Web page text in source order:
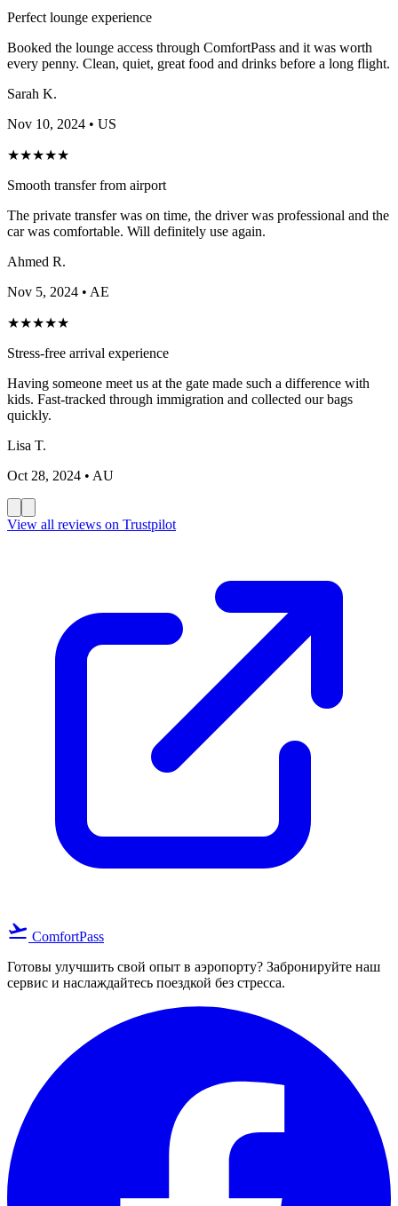
Perfect lounge experience
Booked the lounge access through ComfortPass and it was worth
every penny. Clean, quiet, great food and drinks before a long flight.
Sarah K.
Nov 10, 2024 • US
★★★★★
Smooth transfer from airport
The private transfer was on time, the driver was professional and the
car was comfortable. Will definitely use again.
Ahmed R.
Nov 5, 2024 • AE
★★★★★
Stress-free arrival experience
Having someone meet us at the gate made such a difference with
kids. Fast-tracked through immigration and collected our bags
quickly.
Lisa T.
Oct 28, 2024 • AU
View all reviews on Trustpilot
flight_takeoff ComfortPass
Готовы улучшить свой опыт в аэропорту? Забронируйте наш
сервис и наслаждайтесь поездкой без стресса.